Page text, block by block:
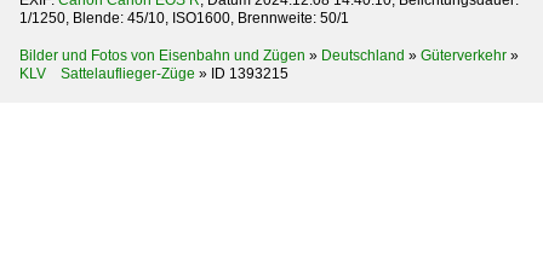
1/1250, Blende: 45/10, ISO1600, Brennweite: 50/1
Bilder und Fotos von Eisenbahn und Zügen » Deutschland » Güterverkehr »
KLV Sattelauflieger-Züge » ID 1393215